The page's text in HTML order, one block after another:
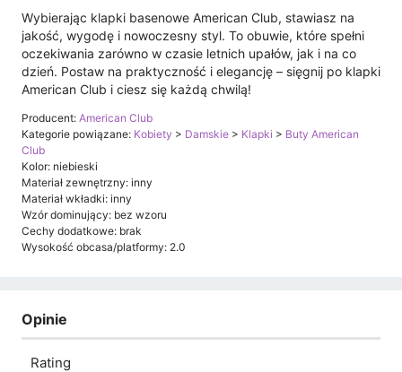
Wybierając klapki basenowe American Club, stawiasz na
jakość, wygodę i nowoczesny styl. To obuwie, które spełni
oczekiwania zarówno w czasie letnich upałów, jak i na co
dzień. Postaw na praktyczność i elegancję – sięgnij po klapki
American Club i ciesz się każdą chwilą!
Producent: American Club
Kategorie powiązane: Kobiety > Damskie > Klapki > Buty American
Club
Kolor: niebieski
Materiał zewnętrzny: inny
Materiał wkładki: inny
Wzór dominujący: bez wzoru
Cechy dodatkowe: brak
Wysokość obcasa/platformy: 2.0
Opinie
Rating